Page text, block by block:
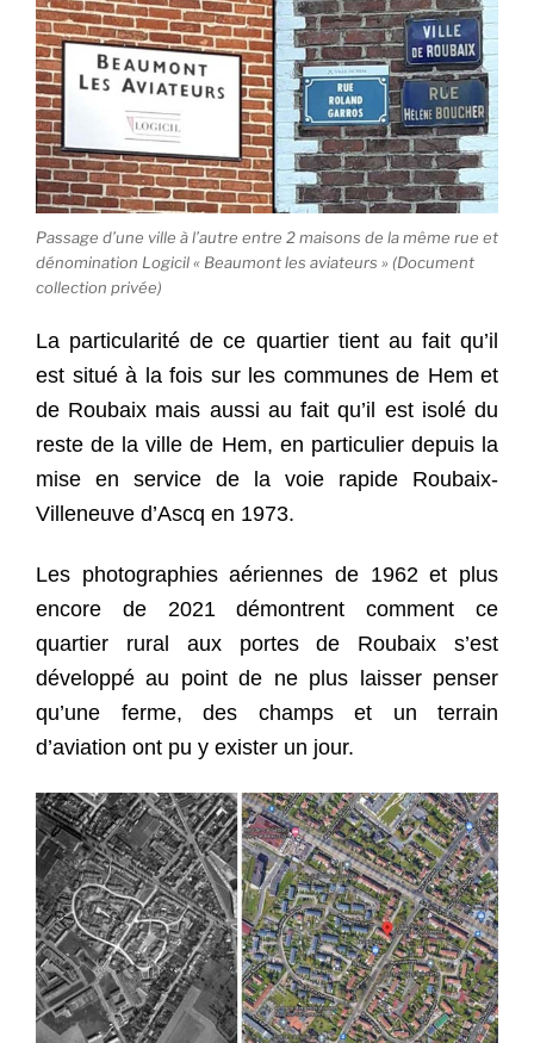
Passage d’une ville à l’autre entre 2 maisons de la même rue et
dénomination Logicil « Beaumont les aviateurs » (Document
collection privée)
La particularité de ce quartier tient au fait qu’il
est situé à la fois sur les communes de Hem et
de Roubaix mais aussi au fait qu’il est isolé du
reste de la ville de Hem, en particulier depuis la
mise en service de la voie rapide Roubaix-
Villeneuve d’Ascq en 1973.
Les photographies aériennes de 1962 et plus
encore de 2021 démontrent comment ce
quartier rural aux portes de Roubaix s’est
développé au point de ne plus laisser penser
qu’une ferme, des champs et un terrain
d’aviation ont pu y exister un jour.